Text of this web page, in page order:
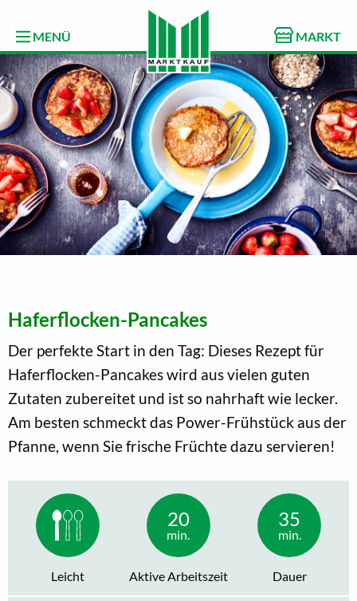
MENÜ MARKT
Haferflocken-Pancakes
Der perfekte Start in den Tag: Dieses Rezept für
Haferflocken-Pancakes wird aus vielen guten
Zutaten zubereitet und ist so nahrhaft wie lecker.
Am besten schmeckt das Power-Frühstück aus der
Pfanne, wenn Sie frische Früchte dazu servieren!
Leicht
20
min.
Aktive Arbeitszeit
35
min.
Dauer